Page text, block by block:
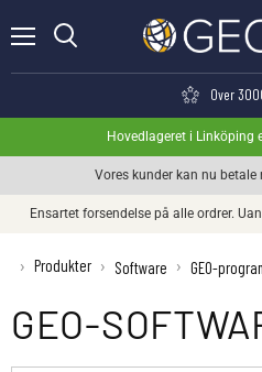
Over
Hovedlageret i Linköping
Vores kunder kan nu
Ensartet forsendelse på alle ordrer.
› Produkter › Software › GEO-
GEO-